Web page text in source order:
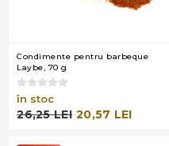
Condimente pentru barbeque
Laybe, 70 g
în stoc
26,25 LEI 20,57 LEI